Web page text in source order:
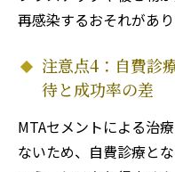
再感染するおそれがあり
注意点4：自費診
待と成功率の差
MTAセメントによる治
ないため、自費診療と